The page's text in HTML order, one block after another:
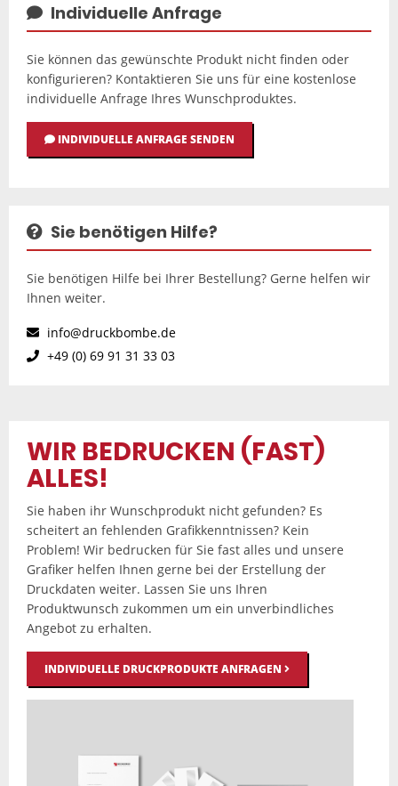
Individuelle Anfrage
Sie können das gewünschte Produkt nicht finden oder
konfigurieren? Kontaktieren Sie uns für eine kostenlose
individuelle Anfrage Ihres Wunschproduktes.
INDIVIDUELLE ANFRAGE SENDEN
Sie benötigen Hilfe?
Sie benötigen Hilfe bei Ihrer Bestellung? Gerne helfen wir
Ihnen weiter.
info@druckbombe.de
+49 (0) 69 91 31 33 03
WIR BEDRUCKEN (FAST)
ALLES!
Sie haben ihr Wunschprodukt nicht gefunden? Es
scheitert an fehlenden Grafikkenntnissen? Kein
Problem! Wir bedrucken für Sie fast alles und unsere
Grafiker helfen Ihnen gerne bei der Erstellung der
Druckdaten weiter. Lassen Sie uns Ihren
Produktwunsch zukommen um ein unverbindliches
Angebot zu erhalten.
INDIVIDUELLE DRUCKPRODUKTE ANFRAGEN